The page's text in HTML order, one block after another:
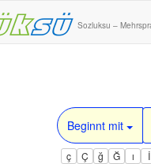
Sozluksu –
Beginnt mit
ç Ç ğ Ğ ı İ